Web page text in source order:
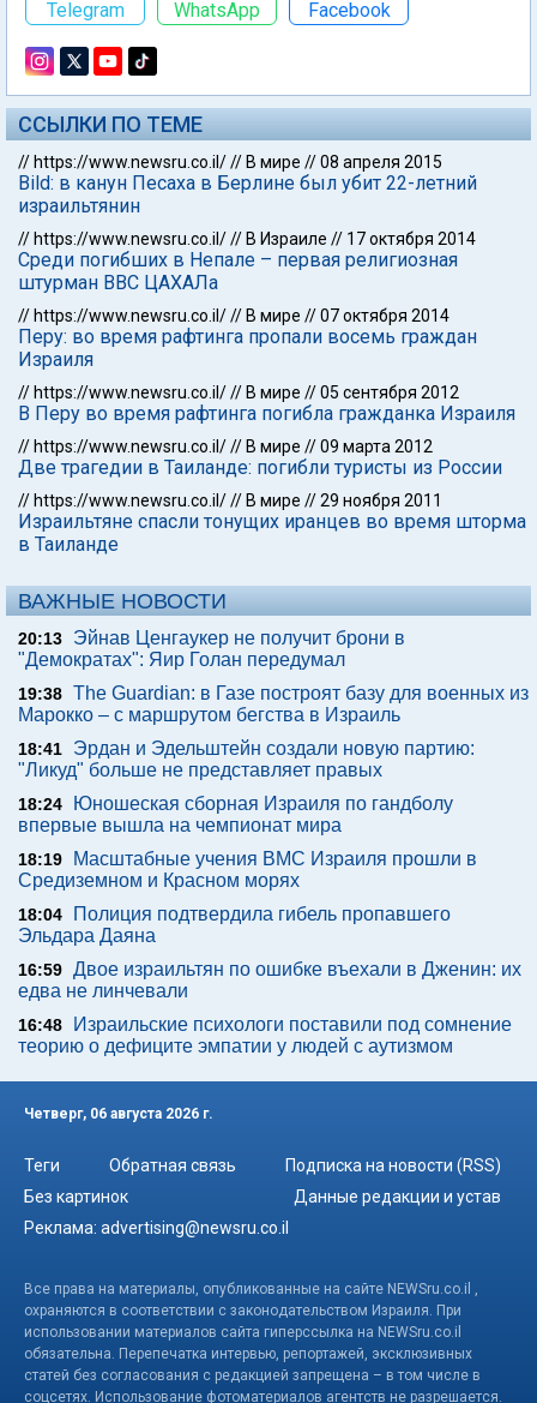
Telegram
WhatsApp Facebook
ССЫЛКИ ПО ТЕМЕ
// https://www.newsru.co.il/// В мире //08 апреля 2015
Bild: в канун Песаха в Берлине был убит 22-летний
израильтянин
// https://www.newsru.co.il/// В Израиле // 17 октября 2014
Среди погибших в Непале – первая религиозная
штурман ВВС ЦАХАЛа
// https://www.newsru.co.il/// В мире //07 октября 2014
Перу: во время рафтинга пропали восемь граждан
Израиля
// https://www.newsru.co.il/// В мире //05 сентября 2012
В Перу во время рафтинга погибла гражданка Израиля
// https://www.newsru.co.il/// В мире //09 марта 2012
Две трагедии в Таиланде: погибли туристы из России
// https://www.newsru.co.il/// В мире //29 ноября 2011
Израильтяне спасли тонущих иранцев во время шторма
в Таиланде
ВАЖНЫЕ НОВОСТИ
20:13
Эйнав Ценгаукер не получит брони в
"Демократах": Яир Голан передумал
19:38 The Guardian: в Газе построят базу для военных из
Марокко – с маршрутом бегства в Израиль
18:41
Эрдан и Эдельштейн создали новую партию:
"Ликуд" больше не представляет правых
18:24
Юношеская сборная Израиля по гандболу
впервые вышла на чемпионат мира
18:19
Масштабные учения ВМС Израиля прошли в
Средиземном и Красном морях
18:04
Полиция подтвердила гибель пропавшего
Эльдара Даяна
16:59 Двое израильтян по ошибке въехали в Дженин: их
едва не линчевали
16:48
Израильские психологи поставили под сомнение
теорию о дефиците эмпатии у людей с аутизмом
Четверг, 06 августа 2026 г.
Теги Обратная связь
Подписка на новости (RSS)
Без картинок
Данные редакции и устав
Реклама: advertising@newsru.co.il
Все права на материалы, опубликованные на сайте NEWSru.co.il ,
охраняются в соответствии с законодательством Израиля. При
использовании материалов сайта гиперссылка на NEWSru.co.il
обязательна. Перепечатка интервью, репортажей, эксклюзивных
статей без согласования с редакцией запрещена – в том числе в
соцсетях. Использование фотоматериалов агентств не разрешается.